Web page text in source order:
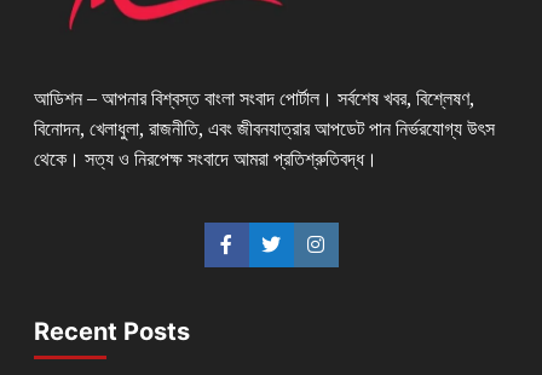
আডিশন – আপনার বিশ্বস্ত বাংলা সংবাদ পোর্টাল। সর্বশেষ খবর, বিশ্লেষণ,
বিনোদন, খেলাধুলা, রাজনীতি, এবং জীবনযাত্রার আপডেট পান নির্ভরযোগ্য উৎস
থেকে। সত্য ও নিরপেক্ষ সংবাদে আমরা প্রতিশ্রুতিবদ্ধ।
Recent Posts